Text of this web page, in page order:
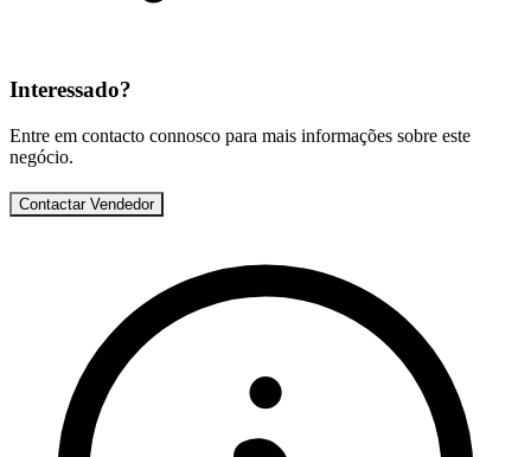
Interessado?
Entre em contacto connosco para mais informações sobre este
negócio.
Contactar Vendedor